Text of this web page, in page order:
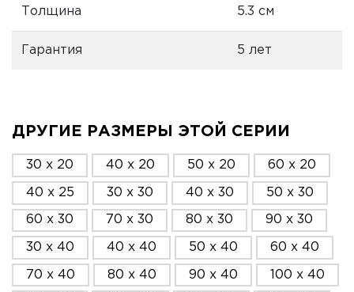
Толщина 5.3 см
Гарантия 5 лет
ДРУГИЕ РАЗМЕРЫ ЭТОЙ СЕРИИ
30 x 20 40 x 20 50 x 20 60 x 20
40 x 25 30 x 30 40 x 30 50 x 30
60 x 30 70 x 30 80 x 30 90 x 30
30 x 40 40 x 40 50 x 40 60 x 40
70 x 40 80 x 40 90 x 40 100 x 40